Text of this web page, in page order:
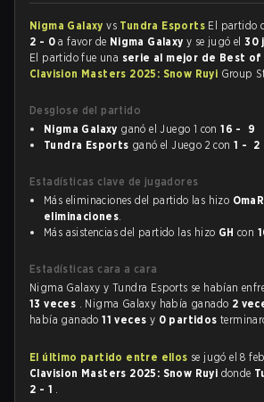
Nigma Galaxyvs Tundra Esports El partido
2 - 0 a favor de Nigma Galaxyy se jugó el30
El partido fue una serie al mejor de Best of
Clavision Masters 2025: Snow Ruyi Group
Desglose del partido
Nigma Galaxy ganó el Juego 1 con16 - 9
Tundra Esports ganó el Juego 2 con1 - 2
Estadísticas clave de jugadores
Más eliminaciones del partido las hizo OmaR
eliminaciones.
Más asistencias del partido las hizo GH con
Estadísticas cara a cara
Nigma Galaxy y Tundra Esports se habían
13 veces . Nigma Galaxy había ganado 2
había ganado11 veces y 0 partidos
El último partido entre ellos se jugó el 8
Clavision Masters 2025: Snow Ruyi donde
2 - 1 .